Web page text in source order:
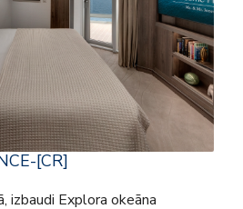
[CR]
izbaudi Explora okeāna